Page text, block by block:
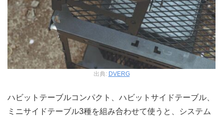
出典: DVERG
ハビットテーブルコンパクト、ハビットサイドテーブル、
ミニサイドテーブル3種を組み合わせて使うと、システム